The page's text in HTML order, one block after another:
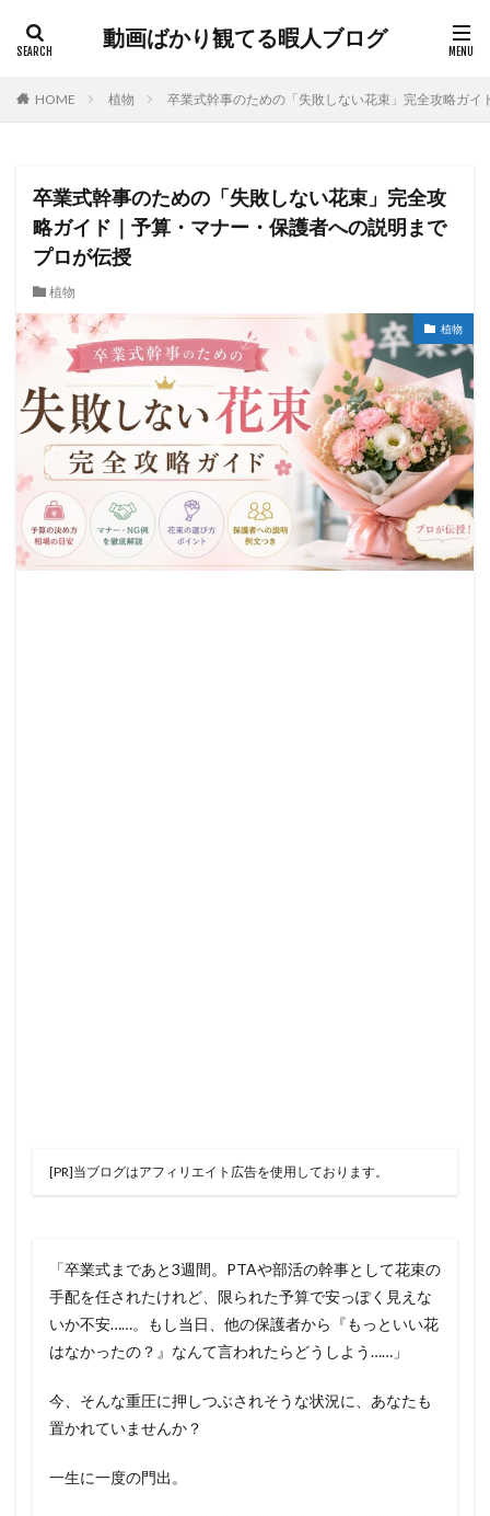
動画ばかり観てる暇人ブログ
HOME 植物 卒業式幹事のための「失敗しない花束」完全攻略ガ
卒業式幹事のための「失敗しない花束」完全攻
略ガイド｜予算・マナー・保護者への説明まで
プロが伝授
植物
植物
[PR]当ブログはアフィリエイト広告を使用しております。
「卒業式まであと3週間。PTAや部活の幹事として花束の
手配を任されたけれど、限られた予算で安っぽく見えな
いか不安……。もし当日、他の保護者から『もっといい花
はなかったの？』なんて言われたらどうしよう……」
今、そんな重圧に押しつぶされそうな状況に、あなたも
置かれていませんか？
一生に一度の門出。